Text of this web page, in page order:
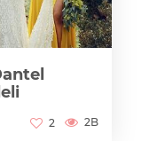
2 2B